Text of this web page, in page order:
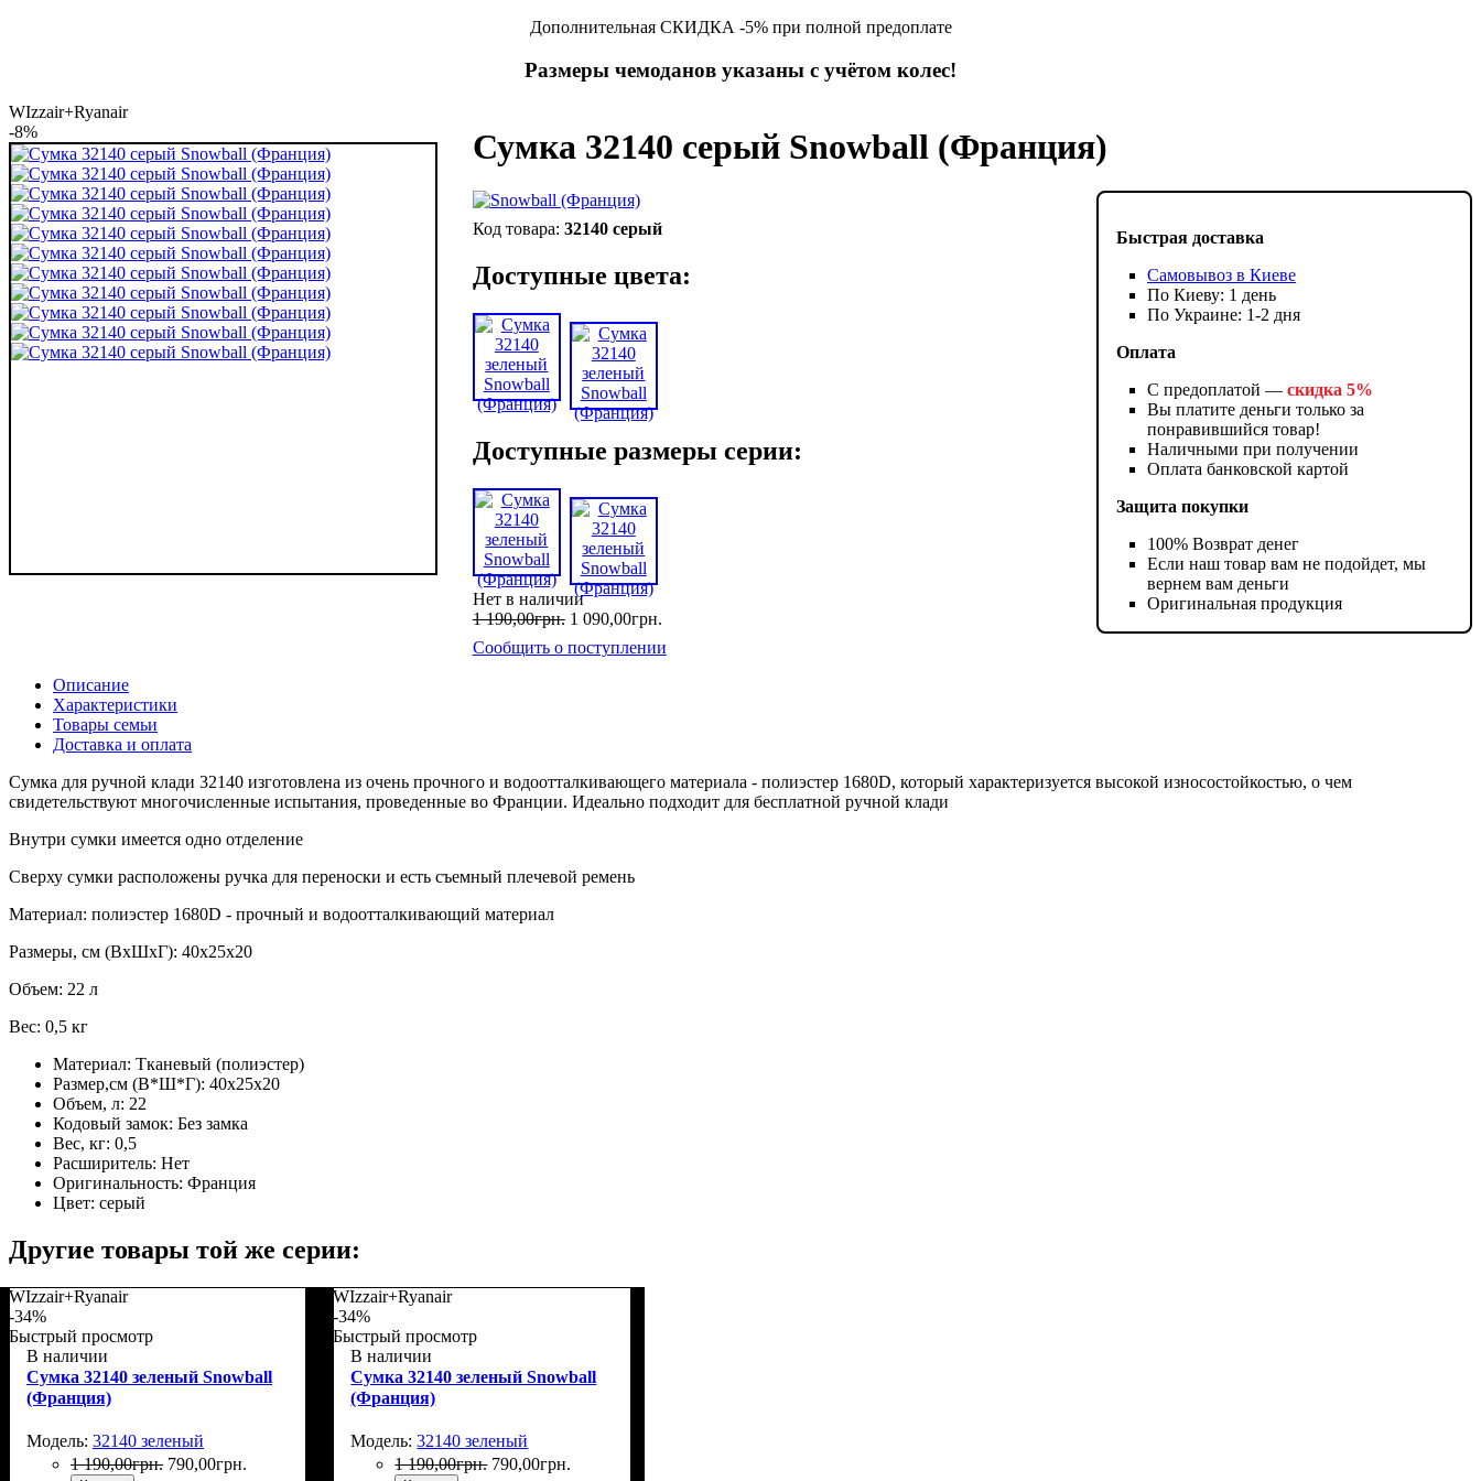
Дополнительная СКИДКА -5% при полной предоплате
Размеры чемоданов указаны с учётом колес!
WIzzair+Ryanair
-8%
Сумка 32140 серый Snowball (Франция)
Быстрая доставка
Самовывоз в Киеве
По Киеву: 1 день
По Украине: 1-2 дня
Оплата
С предоплатой —скидка 5%
Вы платите деньги только за
понравившийся товар!
Наличными при получении
Оплата банковской картой
Защита покупки
100% Возврат денег
Если наш товар вам не подойдет, мы
вернем вам деньги
Оригинальная продукция
32140 серый
Доступные цвета:
Доступные размеры серии:
Нет в наличии
1 190,00грн. 1 090,00грн.
Сообщить о поступлении
Описание
Характеристики
Товары семьи
Доставка и оплата
Сумка для ручной клади 32140 изготовлена из очень прочного и водоотталкивающего материала - полиэстер 1680D, который характеризуется высокой износостойкостью, о чем
свидетельствуют многочисленные испытания, проведенные во Франции. Идеально подходит для бесплатной ручной клади
Внутри сумки имеется одно отделение
Сверху сумки расположены ручка для переноски и есть съемный плечевой ремень
Материал: полиэстер 1680D - прочный и водоотталкивающий материал
Размеры, см (ВхШхГ): 40х25х20
Объем: 22 л
Вес: 0,5 кг
Материал: Тканевый (полиэстер)
Размер,см (В*Ш*Г): 40х25х20
Объем, л: 22
Кодовый замок: Без замка
Вес, кг: 0,5
Расширитель: Нет
Оригинальность: Франция
Цвет: серый
Другие товары той же серии:
WIzzair+Ryanair
-34%
Быстрый просмотр
В наличии
Сумка 32140 зеленый Snowball
(Франция)
Модель: 32140 зеленый
1 190,00грн. 790,00грн.
WIzzair+Ryanair
-34%
Быстрый просмотр
В наличии
Сумка 32140 зеленый Snowball
(Франция)
Модель:32140 зеленый
1 190,00грн. 790,00грн.